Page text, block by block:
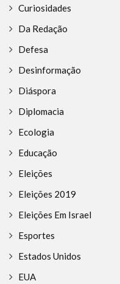
Curiosidades
Da Redação
Defesa
Desinformação
Diáspora
Diplomacia
Ecologia
Educação
Eleições
Eleições 2019
Eleições Em Israel
Esportes
Estados Unidos
EUA